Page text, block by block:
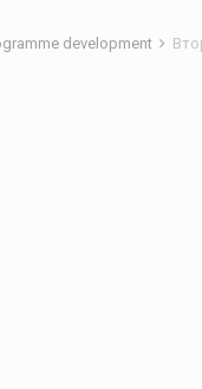
development